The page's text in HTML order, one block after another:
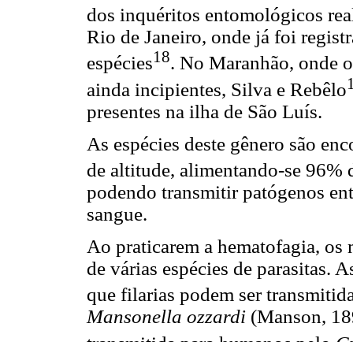
dos inquéritos entomológicos
Rio de Janeiro, onde já foi
espécies18. No Maranhão, onde
ainda incipientes, Silva e Rebêlo
presentes na ilha de São Luís.
As espécies deste gênero são
de altitude, alimentando-se 96%
podendo transmitir patógenos
sangue.
Ao praticarem a hematofagia,
de várias espécies de parasitas.
que filarias podem ser
Mansonella ozzardi (Manson,